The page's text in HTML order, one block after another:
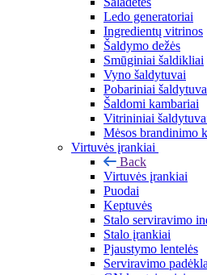
Ledo generatoriai
Ingredientų vitrinos
Šaldymo dežės
Smūginiai šaldikliai
Vyno šaldytuvai
Pobariniai
Šaldomi kambariai
Vitrininiai
Mėsos brandinimo
Virtuvės įrankiai
Back
Virtuvės įrankiai
Puodai
Keptuvės
Stalo serviravimo
Stalo įrankiai
Pjaustymo lentelės
Serviravimo